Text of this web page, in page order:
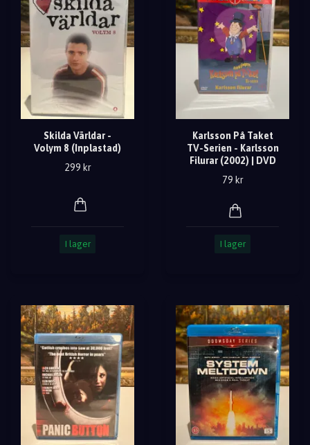
Skilda Världar -
Volym 8 (Inplastad)
299 kr
I lager
Karlsson På Taket
TV-Serien - Karlsson
Filurar (2002) | DVD
79 kr
I lager